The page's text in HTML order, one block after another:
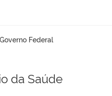
de navegação
da Saúde